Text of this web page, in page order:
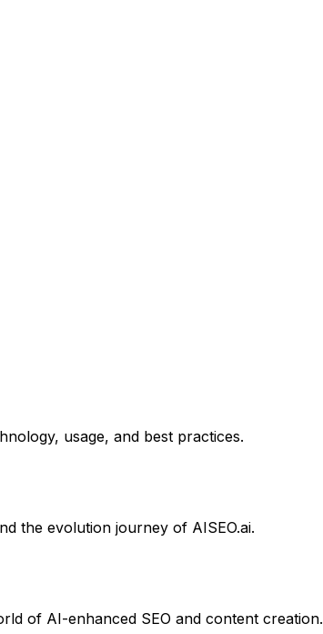
usage, and best practices.
the evolution journey of AISEO.ai.
of AI-enhanced SEO and content creation.